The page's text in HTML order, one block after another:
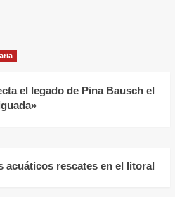
el legado de Pina Bausch el
acuáticos rescates en el litoral